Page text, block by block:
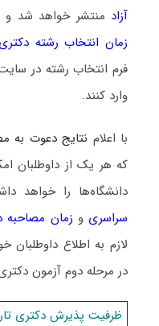
آزاد منتشر خواهد شد و
زمان انتخاب رشته دکتری
فرم انتخاب رشته در
وارد کنند.
با اعلام نتایج دعوت به
که هر یک از داوطلبان
دانشگاه‌ها را خواهد
سراسری و زمان مصاحبه
لازم به اطلاع داوطلبان
در مرحله دوم آزمون
ظرفیت پذیرش دکتری